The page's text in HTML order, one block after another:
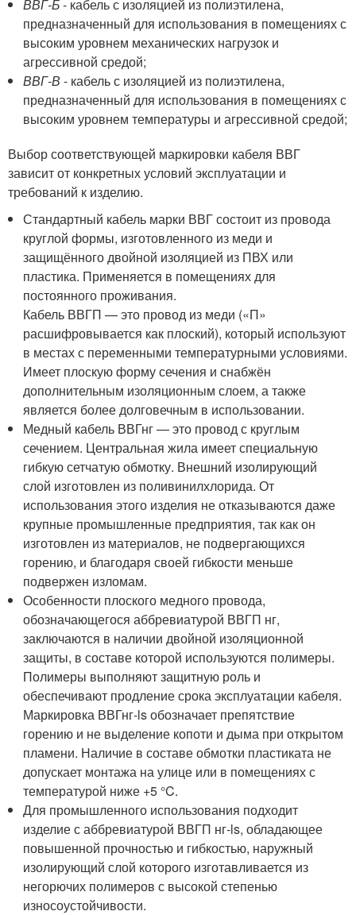
ВВГ-Б- кабель с изоляцией из полиэтилена,
предназначенный для использования в помещениях с
высоким уровнем механических нагрузок и
агрессивной средой;
ВВГ-В - кабель с изоляцией из полиэтилена,
предназначенный для использования в помещениях с
высоким уровнем температуры и агрессивной средой;
Выбор соответствующей маркировки кабеля ВВГ
зависит от конкретных условий эксплуатации и
требований к изделию.
Стандартный кабель марки ВВГ состоит из провода
круглой формы, изготовленного из меди и
защищённого двойной изоляцией из ПВХ или
пластика. Применяется в помещениях для
постоянного проживания.
Кабель ВВГП — это провод из меди («П»
расшифровывается как плоский), который используют
в местах с переменными температурными условиями.
Имеет плоскую форму сечения и снабжён
дополнительным изоляционным слоем, а также
является более долговечным в использовании.
Медный кабель ВВГнг — это провод с круглым
сечением. Центральная жила имеет специальную
гибкую сетчатую обмотку. Внешний изолирующий
слой изготовлен из поливинилхлорида. От
использования этого изделия не отказываются даже
крупные промышленные предприятия, так как он
изготовлен из материалов, не подвергающихся
горению, и благодаря своей гибкости меньше
подвержен изломам.
Особенности плоского медного провода,
обозначающегося аббревиатурой ВВГП нг,
заключаются в наличии двойной изоляционной
защиты, в составе которой используются полимеры.
Полимеры выполняют защитную роль и
обеспечивают продление срока эксплуатации кабеля.
Маркировка ВВГнг-ls обозначает препятствие
горению и не выделение копоти и дыма при открытом
пламени. Наличие в составе обмотки пластиката не
допускает монтажа на улице или в помещениях с
температурой ниже +5 °C.
Для промышленного использования подходит
изделие с аббревиатурой ВВГП нг-ls, обладающее
повышенной прочностью и гибкостью, наружный
изолирующий слой которого изготавливается из
негорючих полимеров с высокой степенью
износоустойчивости.